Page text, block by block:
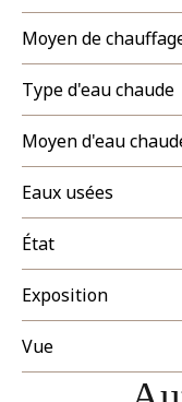
Moyen de
Type d'eau chaude
Moyen d'eau
Eaux usées
État
Exposition
Vue